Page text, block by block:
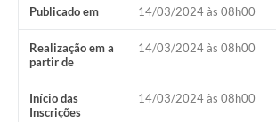
Tributos
Lançadoria
Diário Oficial
Publicado em 14/03/2024 às 08h00
Realização em a
partir de
14/03/2024 às 08h00
Início das
Inscrições
14/03/2024 às 08h00